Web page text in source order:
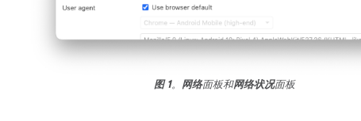
图 1。 网络面板和网络状况面板